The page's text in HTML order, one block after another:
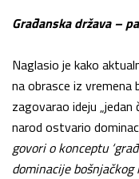
Građanska država –
Naglasio je kako
na obrasce iz vremena
zagovarao ideju „jedan
narod ostvario
govori o konceptu
dominacije